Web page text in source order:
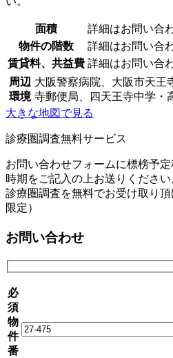
面積
詳細はお問い合
物件の階数
詳細はお問い合
賃貸料、共益費 詳細はお問い合
周辺
環境
大阪警察病院、大阪市天王
寺郵便局、四天王寺中学・
大きな地図で見る
診療圏調査無料サービス
お問い合わせフォームに標榜予
時期をご記入の上お送りください
診療圏調査を無料でお受け取り
限定）
お問い合わせ
必
須
物
件
番